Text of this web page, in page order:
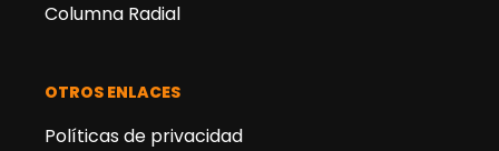
Columna Radial
OTROS ENLACES
Políticas de privacidad